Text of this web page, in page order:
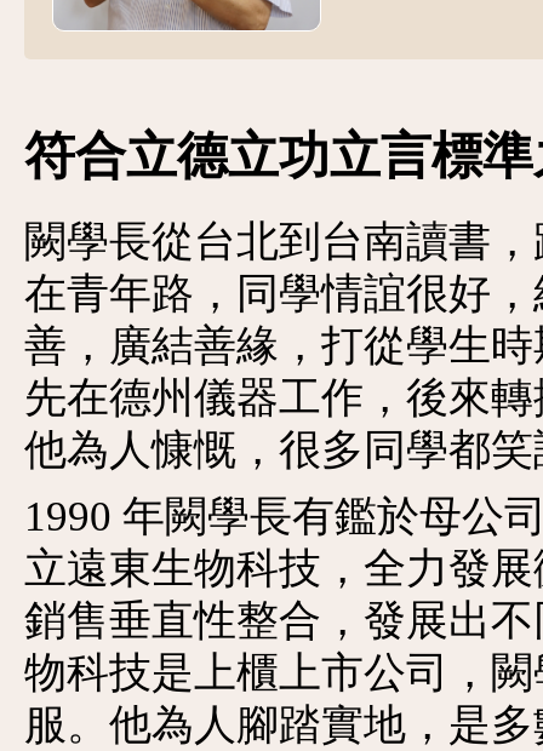
符合立德立功立言標
闕學長從台北到台南讀書
在青年路，同學情誼很好
善，廣結善緣，打從學生
先在德州儀器工作，後來
他為人慷慨，很多同學都
1990 年闕學長有鑑於母公
立遠東生物科技，全力發
銷售垂直性整合，發展出
物科技是上櫃上市公司，
服。他為人腳踏實地，是